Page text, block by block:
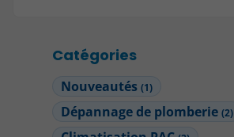
Catégories
Nouveautés (1)
Dépannage de plomberie (2)